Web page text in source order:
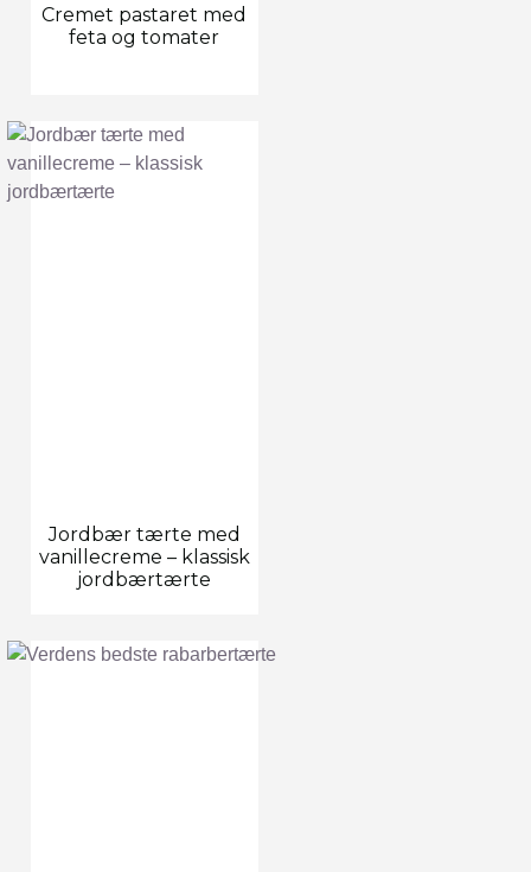
Cremet pastaret med
feta og tomater
Jordbær tærte med
vanillecreme – klassisk
jordbærtærte